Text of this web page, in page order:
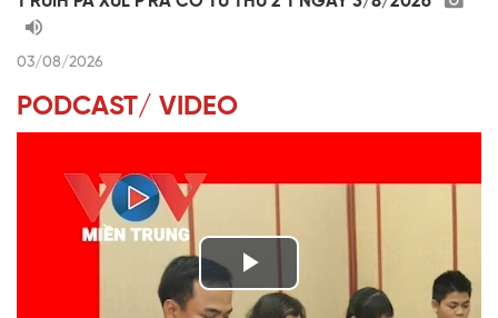
03/08/2026
PODCAST/ VIDEO
P